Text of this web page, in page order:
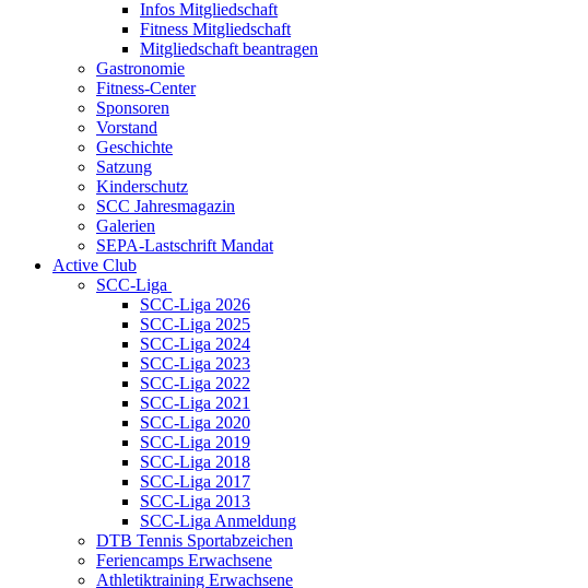
Infos Mitgliedschaft
Fitness Mitgliedschaft
Mitgliedschaft beantragen
Gastronomie
Fitness-Center
Sponsoren
Vorstand
Geschichte
Satzung
Kinderschutz
SCC Jahresmagazin
Galerien
SEPA-Lastschrift Mandat
Active Club
SCC-Liga
SCC-Liga 2026
SCC-Liga 2025
SCC-Liga 2024
SCC-Liga 2023
SCC-Liga 2022
SCC-Liga 2021
SCC-Liga 2020
SCC-Liga 2019
SCC-Liga 2018
SCC-Liga 2017
SCC-Liga 2013
SCC-Liga Anmeldung
DTB Tennis Sportabzeichen
Feriencamps Erwachsene
Athletiktraining Erwachsene